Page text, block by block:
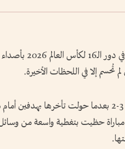
حظيت مباراة
تُحسم إلا في اللحظات الأخيرة.
وحققت الأرجنتين فوزًا بنتيجة 3-2 بعدما حولت
مباراة حظيت بتغطية واسعة من